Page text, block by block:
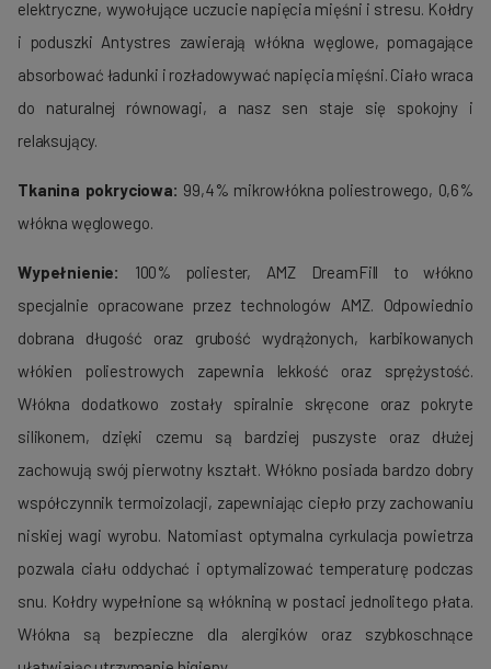
elektryczne, wywołujące uczucie napięcia mięśni i stresu. Kołdry
i poduszki Antystres zawierają włókna węglowe, pomagające
absorbować ładunki i rozładowywać napięcia mięśni. Ciało wraca
do naturalnej równowagi, a nasz sen staje się spokojny i
relaksujący.
Tkanina pokryciowa: 99,4% mikrowłókna poliestrowego, 0,6%
włókna węglowego.
Wypełnienie:
100% poliester, AMZ DreamFill to włókno
specjalnie opracowane przez technologów AMZ. Odpowiednio
dobrana długość oraz grubość wydrążonych, karbikowanych
włókien poliestrowych zapewnia lekkość oraz sprężystość.
Włókna dodatkowo zostały spiralnie skręcone oraz pokryte
silikonem, dzięki czemu są bardziej puszyste oraz dłużej
zachowują swój pierwotny kształt. Włókno posiada bardzo dobry
współczynnik termoizolacji, zapewniając ciepło przy zachowaniu
niskiej wagi wyrobu. Natomiast optymalna cyrkulacja powietrza
pozwala ciału oddychać i optymalizować temperaturę podczas
snu. Kołdry wypełnione są włókniną w postaci jednolitego płata.
Włókna są bezpieczne dla alergików oraz szybkoschnące